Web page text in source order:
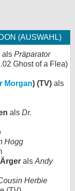
(AUSWAHL)
als Präparator
Ghost of a Flea)
Morgan) (TV) als
als Dr.
Hogg
als Andy
Herbie